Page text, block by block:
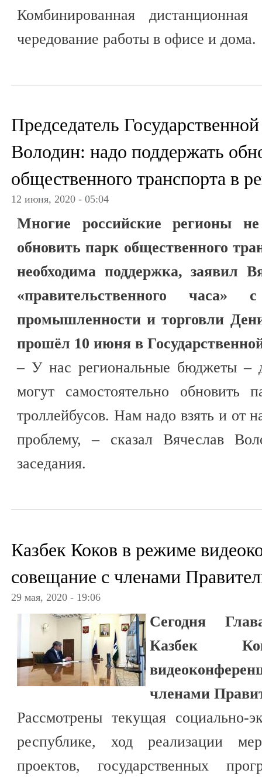
Комбинированная дистанционная
чередование работы в офисе и дома.
Председатель
Володин: надо поддержать
общественного транспорта в
12 июня, 2020 - 05:04
Многие российские регионы не
обновить парк общественного
необходима поддержка, заявил
«правительственного часа»
промышленности и торговли
прошёл 10 июня в
– У нас региональные бюджеты –
могут самостоятельно обновить
троллейбусов. Нам надо взять и от
проблему, – сказал Вячеслав
заседания.
Казбек Коков в режиме
совещание с членами
29 мая, 2020 - 19:06
Сегодня
Казбек
членами
Рассмотрены текущая социально-
республике, ход реализации
проектов, государственных